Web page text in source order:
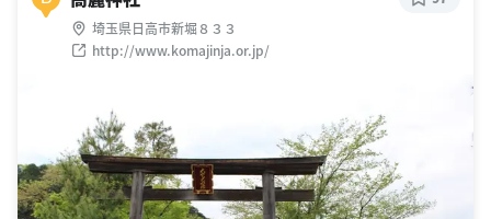
埼玉県日高市新堀８３３
http://www.komajinja.or.jp/